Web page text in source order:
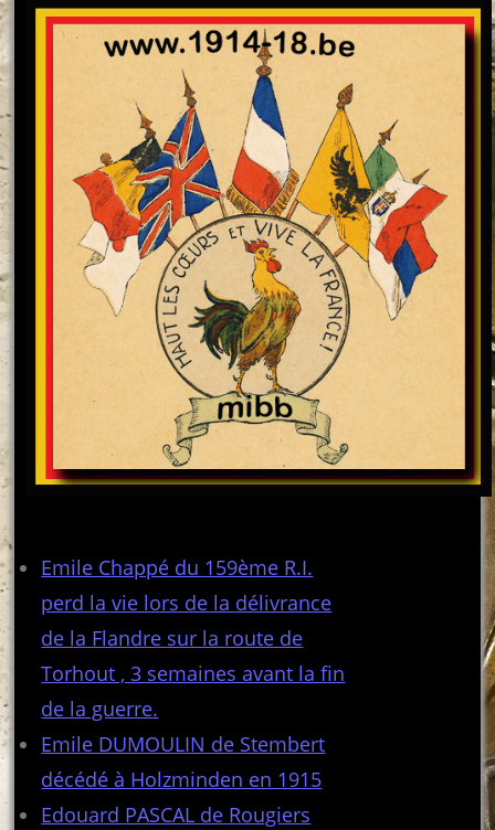
Emile Chappé du 159ème R.I.
perd la vie lors de la délivrance
de la Flandre sur la route de
Torhout , 3 semaines avant la fin
de la guerre.
Emile DUMOULIN de Stembert
décédé à Holzminden en 1915
Edouard PASCAL de Rougiers